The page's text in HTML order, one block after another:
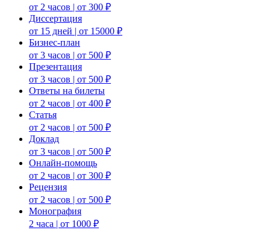
от 2 часов | от 300 ₽
Диссертация
от 15 дней | от 15000 ₽
Бизнес-план
от 3 часов | от 500 ₽
Презентация
от 3 часов | от 500 ₽
Ответы на билеты
от 2 часов | от 400 ₽
Статья
от 2 часов | от 500 ₽
Доклад
от 3 часов | от 500 ₽
Онлайн-помощь
от 2 часов | от 300 ₽
Рецензия
от 2 часов | от 500 ₽
Монография
2 часа | от 1000 ₽